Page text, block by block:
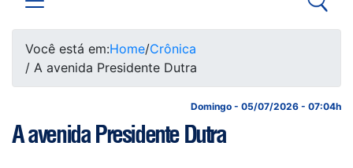
Você está em:Home/Crônica
/ A avenida Presidente Dutra
Domingo - 05/07/2026 - 07:04h
A avenida Presidente Dutra